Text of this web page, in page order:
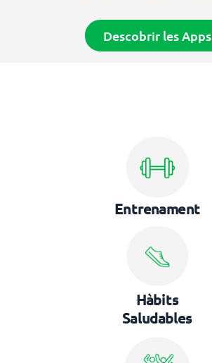
Descobrir les Apps
Entrenament
Hàbits
Saludables